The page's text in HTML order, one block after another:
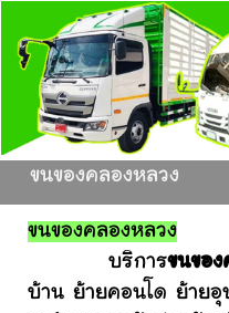
ขนของคลองหลวง
ขนของคลองหลวง
บริการขนขอ
บ้าน ย้ายคอนโด ย้าย